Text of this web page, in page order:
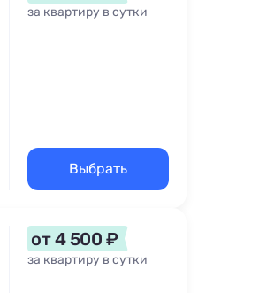
за квартиру в сутки
Выбрать
от 4 500 ₽
за квартиру в сутки